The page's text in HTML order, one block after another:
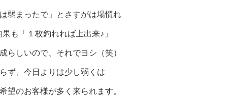
弱まったで」とさすがは場慣れ
も「１枚釣れれば上出来♪」
らしいので、それでヨシ（笑）
ず、今日よりは少し弱くは
望のお客様が多く来られます。